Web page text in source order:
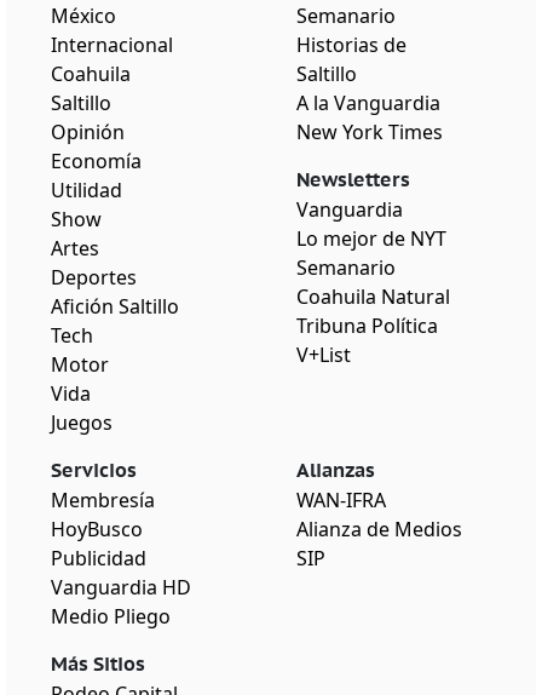
México
Internacional
Coahuila
Saltillo
Opinión
Economía
Utilidad
Show
Artes
Deportes
Afición Saltillo
Tech
Motor
Vida
Juegos
Semanario
Historias de
Saltillo
A la Vanguardia
New York Times
Newsletters
Vanguardia
Lo mejor de NYT
Semanario
Coahuila Natural
Tribuna Política
V+List
Servicios
Membresía
HoyBusco
Publicidad
Vanguardia HD
Medio Pliego
Más Sitios
Alianzas
WAN-IFRA
Alianza de Medios
SIP